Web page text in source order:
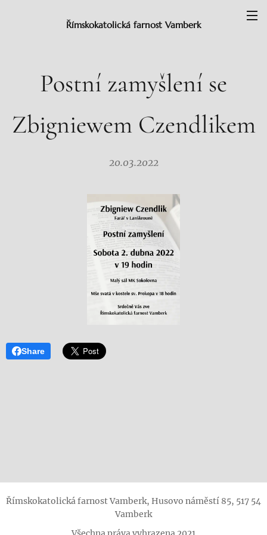
Římskokatolická farnost Vamberk
Postní zamyšlení se
Zbigniewem Czendlikem
20.03.2022
Share
Římskokatolická farnost Vamberk, Husovo náměstí 85, 517 54
Vamberk